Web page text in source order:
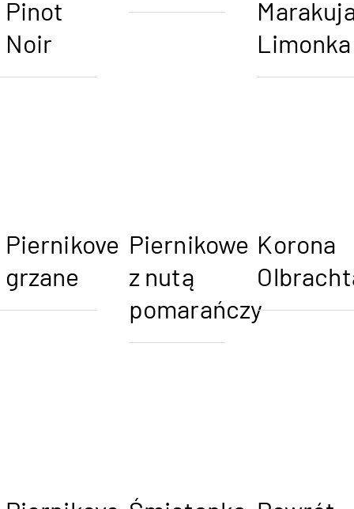
Pinot
Noir
Limonka
Piernikove
grzane
Piernikowe
z nutą
pomarańczy
Korona